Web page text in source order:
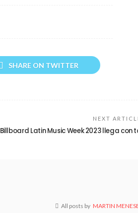
SHARE ON TWITTER
NEXT
Billboard Latin Music Week 2023 llega con
All posts by MARTIN